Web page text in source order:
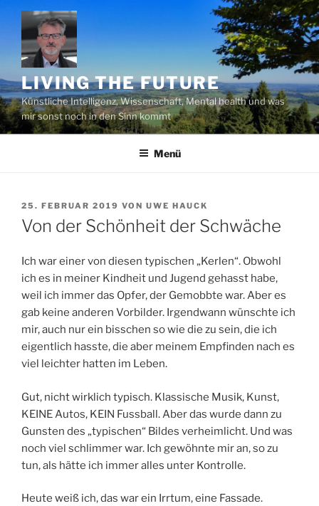
Zum
Inhalt
springen
LIVING THE FUTURE
Künstliche Intelligenz, Wissenschaft, Mental health und was
mir sonst noch in den Sinn kommt
Menü
VERÖFFENTLICHT
AM
25. FEBRUAR 2019 VON UWE HAUCK
Von der Schönheit der Schwäche
Ich war einer von diesen typischen „Kerlen“. Obwohl
ich es in meiner Kindheit und Jugend gehasst habe,
weil ich immer das Opfer, der Gemobbte war. Aber es
gab keine anderen Vorbilder. Irgendwann wünschte ich
mir, auch nur ein bisschen so wie die zu sein, die ich
eigentlich hasste, die aber meinem Empfinden nach es
viel leichter hatten im Leben.
Gut, nicht wirklich typisch. Klassische Musik, Kunst,
KEINE Autos, KEIN Fussball. Aber das wurde dann zu
Gunsten des „typischen“ Bildes verheimlicht. Und was
noch viel schlimmer war. Ich gewöhnte mir an, so zu
tun, als hätte ich immer alles unter Kontrolle.
Heute weiß ich, das war ein Irrtum, eine Fassade.